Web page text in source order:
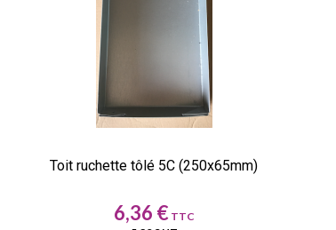
Toit ruchette tôlé 5C (250x65mm)
Prix
6,36 €